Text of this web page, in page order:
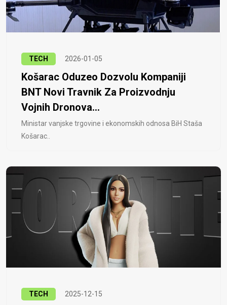
TECH 2026-01-05
Košarac Oduzeo Dozvolu Kompaniji
BNT Novi Travnik Za Proizvodnju
Vojnih Dronova...
Ministar vanjske trgovine i ekonomskih odnosa BiH Staša
Košarac..
TECH 2025-12-15